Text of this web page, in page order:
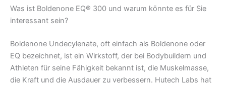
Was ist Boldenone EQ® 300 und warum könnte es für Sie
interessant sein?
Boldenone Undecylenate, oft einfach als Boldenone oder
EQ bezeichnet, ist ein Wirkstoff, der bei Bodybuildern und
Athleten für seine Fähigkeit bekannt ist, die Muskelmasse,
die Kraft und die Ausdauer zu verbessern. Hutech Labs hat